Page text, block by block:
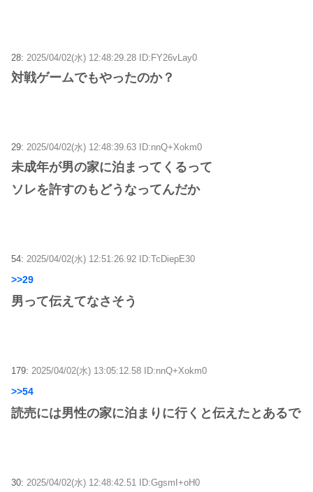
28: 2025/04/02(水) 12:48:29.28 ID:FY26vLay0
対戦ゲームでもやったのか？
29: 2025/04/02(水) 12:48:39.63 ID:nnQ+Xokm0
未成年が男の家に泊まってくるって
ソレを許すのもどうなってんだか
54: 2025/04/02(水) 12:51:26.92 ID:TcDiepE30
>>29
男って伝えてなさそう
179: 2025/04/02(水) 13:05:12.58 ID:nnQ+Xokm0
>>54
読売には男性の家に泊まりに行くと伝えたとあるで
30: 2025/04/02(水) 12:48:42.51 ID:GgsmI+oH0